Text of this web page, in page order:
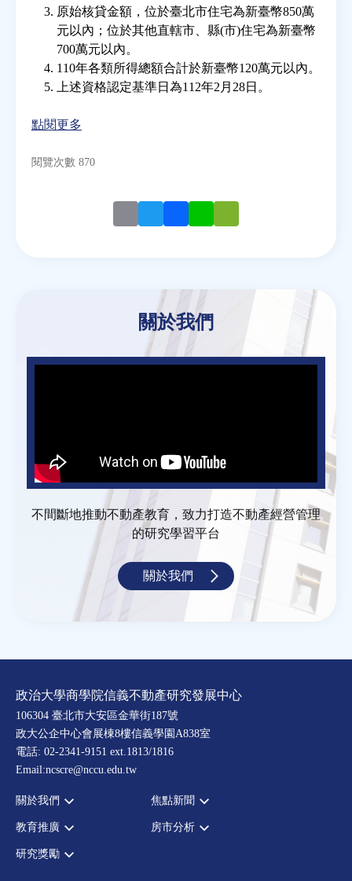
訂閱電子報
原始核貸金額，位於臺北市住宅為新臺幣850萬
元以內；位於其他直轄市、縣(市)住宅為新臺幣
700萬元以內。
110年各類所得總額合計於新臺幣120萬元以內。
上述資格認定基準日為112年2月28日。
點閱更多
閱覽次數 870
關於我們
不間斷地推動不動產教育，致力打造不動產經營管理
的研究學習平台
關於我們
政治大學商學院信義不動產研究發展中心
106304 臺北市大安區金華街187號
政大公企中心會展棟8樓信義學園A838室
電話: 02-2341-9151 ext.1813/1816
Email:ncscre@nccu.edu.tw
關於我們
宗旨願景
設置辦法
焦點新聞
全部新聞
教育推廣
全部活動
房市分析
研究獎勵